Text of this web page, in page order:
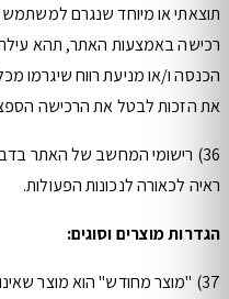
תוצאתי או מיוחד שנגרם
רכישה באמצעות האתר, תהא
הכנסה ו/או מניעת רווח שיגרמו
את הזכות לבטל את הרכישה
36) רישומי המחשב של האתר
ראיה לכאורה לנכונות הפעולות.
הגדרות מוצרים וסוגים:
37) "מוצר מחודש" הוא מוצר